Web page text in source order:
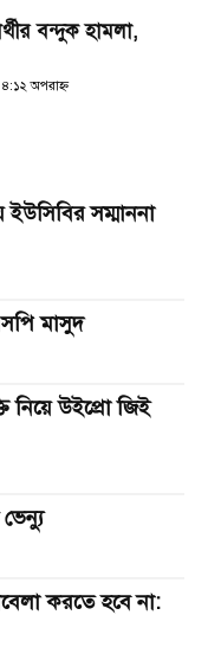
বন্দুক হামলা,
অপরাহ্ণ
ইউসিবির সম্মাননা
মাসুদ
নিয়ে উইপ্রো জিই
ভেন্যু
করতে হবে না: